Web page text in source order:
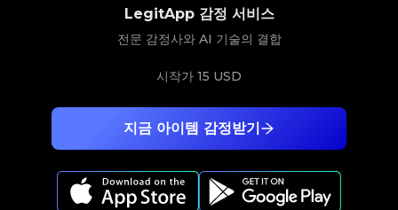
지금 아이템 감정받기
LegitApp 감정 서비스
전문 감정사와 AI 기술의 결합
시작가 15 USD